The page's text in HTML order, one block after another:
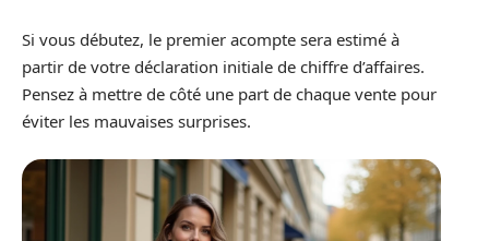
Si vous débutez, le premier acompte sera estimé à
partir de votre déclaration initiale de chiffre d’affaires.
Pensez à mettre de côté une part de chaque vente pour
éviter les mauvaises surprises.